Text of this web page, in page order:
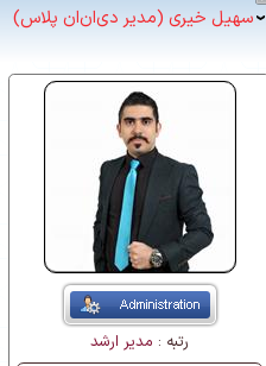
سهیل خیری (مدیر دی‌ان‌ان پلاس)
رتبه : مدیر ارشد